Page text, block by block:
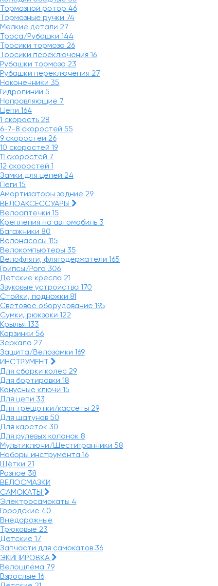
Тормозной ротор 46
Тормозные ручки 74
Мелкие детали 27
Троса/Рубашки 144
Тросики тормоза 26
Тросики переключения 16
Рубашки тормоза 23
Рубашки переключения 27
Наконечники 35
Гидролинии 5
Направляющие 7
Цепи 164
1 скорость 28
6-7-8 скоростей 55
9 скоростей 26
10 скоростей 19
11 скоростей 7
12 скоростей 1
Замки для цепей 24
Пеги 15
Амортизаторы задние 29
ВЕЛОАКСЕССУАРЫ
Велоаптечки 15
Крепления на автомобиль 3
Багажники 80
Велонасосы 115
Велокомпьютеры 35
Велофляги, флягодержатели 165
Грипсы/Рога 306
Детские кресла 21
Звуковые устройства 170
Стойки, подножки 81
Световое оборудование 195
Сумки, рюкзаки 122
Крылья 133
Корзинки 56
Зеркала 27
Защита/Велозамки 169
ИНСТРУМЕНТ
Для сборки колес 29
Для бортировки 18
Конусные ключи 15
Для цепи 33
Для трещотки/кассеты 29
Для шатунов 50
Для кареток 30
Для рулевых колонок 8
Мультиключи/Шестигранники 58
Наборы инструмента 16
Щётки 21
Разное 38
ВЕЛОСМАЗКИ
САМОКАТЫ
Электросамокаты 4
Городские 40
Внедорожные
Трюковые 23
Детские 17
Запчасти для самокатов 36
ЭКИПИРОВКА
Велошлема 79
Взрослые 16